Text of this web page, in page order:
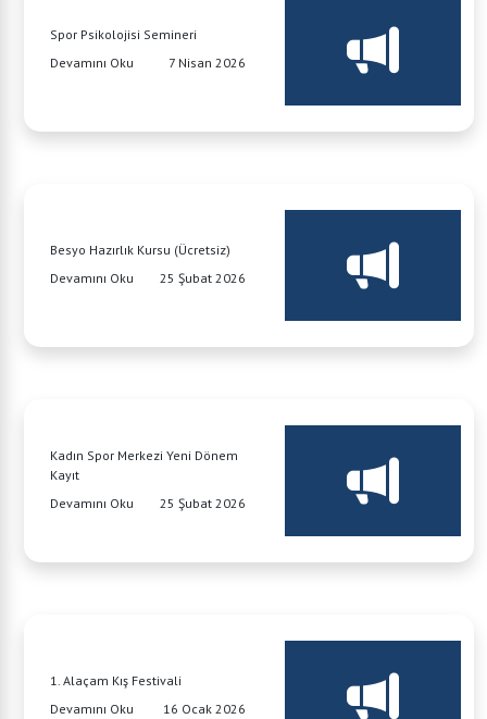
Spor Psikolojisi Semineri
Devamını Oku
7 Nisan 2026
Besyo Hazırlık Kursu (Ücretsiz)
Devamını Oku
25 Şubat 2026
Kadın Spor Merkezi Yeni Dönem
Kayıt
Devamını Oku
25 Şubat 2026
1. Alaçam Kış Festivali
Devamını Oku
16 Ocak 2026